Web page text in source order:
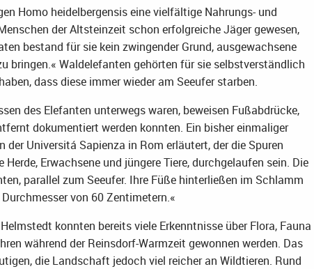
Homo heidelbergensis eine vielfältige Nahrungs- und
der Altsteinzeit schon erfolgreiche Jäger gewesen,
bestand für sie kein zwingender Grund, ausgewachsene
bringen.« Waldelefanten gehörten für sie selbstverständlich
dass diese immer wieder am Seeufer starben.
des Elefanten unterwegs waren, beweisen Fußabdrücke,
dokumentiert werden konnten. Ein bisher einmaliger
Universitá Sapienza in Rom erläutert, der die Spuren
Erwachsene und jüngere Tiere, durchgelaufen sein. Die
parallel zum Seeufer. Ihre Füße hinterließen im Schlamm
von 60 Zentimetern.«
konnten bereits viele Erkenntnisse über Flora, Fauna
während der Reinsdorf-Warmzeit gewonnen werden. Das
die Landschaft jedoch viel reicher an Wildtieren. Rund